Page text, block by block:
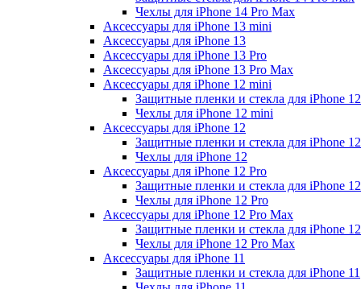
Чехлы для iPhone 14 Pro Max
Аксессуары для iPhone 13 mini
Аксессуары для iPhone 13
Аксессуары для iPhone 13 Pro
Аксессуары для iPhone 13 Pro Max
Аксессуары для iPhone 12 mini
Защитные пленки и стекла для iPhone
Чехлы для iPhone 12 mini
Аксессуары для iPhone 12
Защитные пленки и стекла для iPhone 12
Чехлы для iPhone 12
Аксессуары для iPhone 12 Pro
Защитные пленки и стекла для iPhone
Чехлы для iPhone 12 Pro
Аксессуары для iPhone 12 Pro Max
Защитные пленки и стекла для iPhone
Чехлы для iPhone 12 Pro Max
Аксессуары для iPhone 11
Защитные пленки и стекла для iPhone 11